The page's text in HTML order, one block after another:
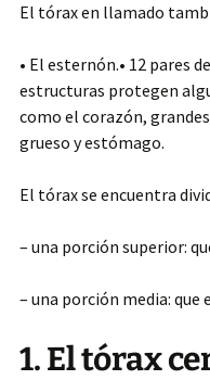
El tórax en llamado
• El esternón.• 12 pares
estructuras protegen
como el corazón,
grueso y estómago.
El tórax se encuentra
– una porción superior:
– una porción media:
1. El tórax